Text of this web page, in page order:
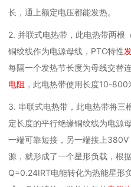
长，通上额定电压都能发热。
2. 并联式电热带，此电热带两根
铜绞线作为电源母线，PTC特性
每隔一个发热节长度为母线交替
电阻 ，此电热带使用长度10-800
3. 串联式电热带，此电热带将三
定长度的平行绝缘铜绞线为电源
一端可靠短接，另一端接上
源，就形成了一个星形负载，根
Q=0.24IRT电能转化为热能星形